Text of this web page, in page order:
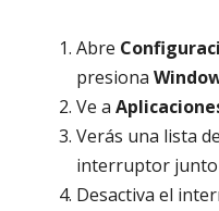
Abre
presiona
Ve a
Verás una lista
interruptor junto
Desactiva el